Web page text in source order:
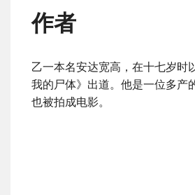
作者
乙一本名安达宽高，在十七岁时
我的尸体》出道。他是一位多产
也被拍成电影。